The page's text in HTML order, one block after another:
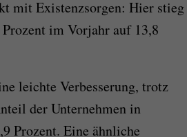
mit Existenzsorgen: Hier stieg
im Vorjahr auf 13,8
leichte Verbesserung, trotz
der Unternehmen in
Prozent. Eine ähnliche